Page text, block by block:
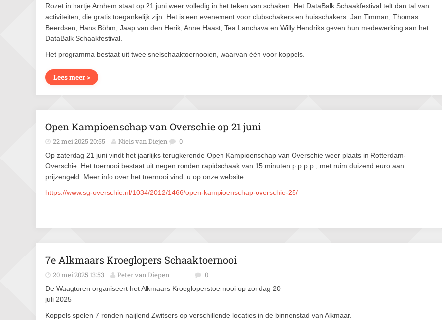
Rozet in hartje Arnhem staat op 21 juni weer volledig in het teken van schaken. Het DataBalk Schaakfestival telt dan tal van
activiteiten, die gratis toegankelijk zijn. Het is een evenement voor clubschakers en huisschakers. Jan Timman, Thomas
Beerdsen, Hans Böhm, Jaap van den Herik, Anne Haast, Tea Lanchava en Willy Hendriks geven hun medewerking aan het
DataBalk Schaakfestival.
Het programma bestaat uit twee snelschaaktoernooien, waarvan één voor koppels.
Lees meer >
Open Kampioenschap van Overschie op 21 juni
22 mei 2025 20:55 Niels van Diejen 0
Op zaterdag 21 juni vindt het jaarlijks terugkerende Open Kampioenschap van Overschie weer plaats in Rotterdam-
Overschie. Het toernooi bestaat uit negen ronden rapidschaak van 15 minuten p.p.p.p., met ruim duizend euro aan
prijzengeld. Meer info over het toernooi vindt u op onze website:
https://www.sg-overschie.nl/1034/2012/1466/open-kampioenschap-overschie-25/
7e Alkmaars Kroeglopers Schaaktoernooi
20 mei 2025 13:53 Peter van Diepen 0
De Waagtoren organiseert het Alkmaars Kroegloperstoernooi op zondag 20
juli 2025
Koppels spelen 7 ronden naijlend Zwitsers op verschillende locaties in de binnenstad van Alkmaar.